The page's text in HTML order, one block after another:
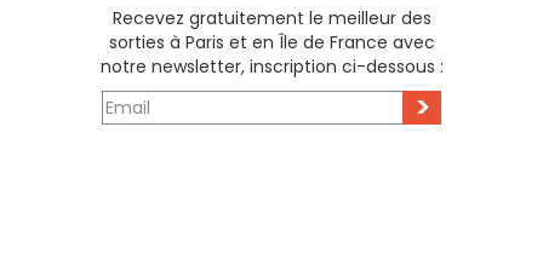
Recevez gratuitement le meilleur des
sorties à Paris et en Île de France avec
notre newsletter, inscription ci-dessous :
>